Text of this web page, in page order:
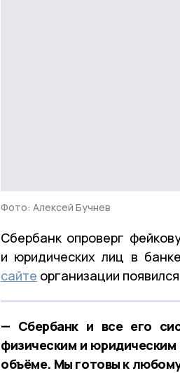
Фото: Алексей Бучнев
Сбербанк опроверг
и юридических лиц в
сайте организации
— Сбербанк и все его
физическим и
объёме. Мы готовы к